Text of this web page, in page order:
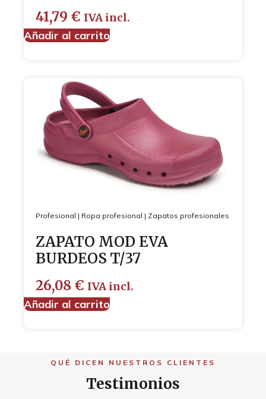
41,79 € IVA incl.
Añadir al carrito
Profesional | Ropa profesional | Zapatos profesionales
ZAPATO MOD EVA
BURDEOS T/37
26,08 € IVA incl.
Añadir al carrito
QUÉ DICEN NUESTROS CLIENTES
Testimonios